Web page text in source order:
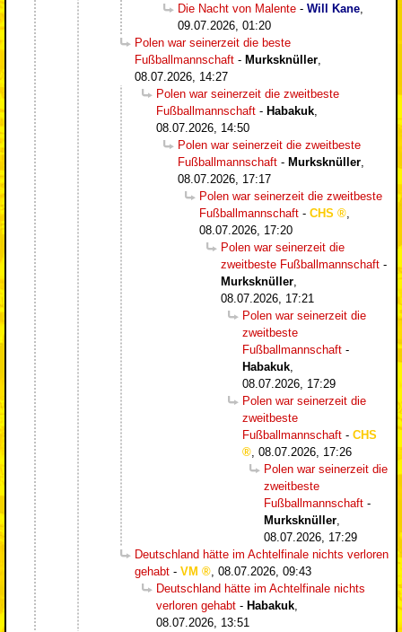
Die Nacht von Malente - Will Kane,
09.07.2026, 01:20
Polen war seinerzeit die beste
Fußballmannschaft - Murksknüller,
08.07.2026, 14:27
Polen war seinerzeit die zweitbeste
Fußballmannschaft - Habakuk,
08.07.2026, 14:50
Polen war seinerzeit die zweitbeste
Fußballmannschaft - Murksknüller,
08.07.2026, 17:17
Polen war seinerzeit die zweitbeste
Fußballmannschaft - CHS
,
08.07.2026, 17:20
Polen war seinerzeit die
zweitbeste Fußballmannschaft -
Murksknüller,
08.07.2026, 17:21
Polen war seinerzeit die
zweitbeste
Fußballmannschaft -
Habakuk,
08.07.2026, 17:29
Polen war seinerzeit die
zweitbeste
Fußballmannschaft - CHS
, 08.07.2026, 17:26
Polen war seinerzeit die
zweitbeste
Fußballmannschaft -
Murksknüller,
08.07.2026, 17:29
Deutschland hätte im Achtelfinale nichts verloren
gehabt - VM , 08.07.2026, 09:43
Deutschland hätte im Achtelfinale nichts
verloren gehabt - Habakuk,
08.07.2026, 13:51